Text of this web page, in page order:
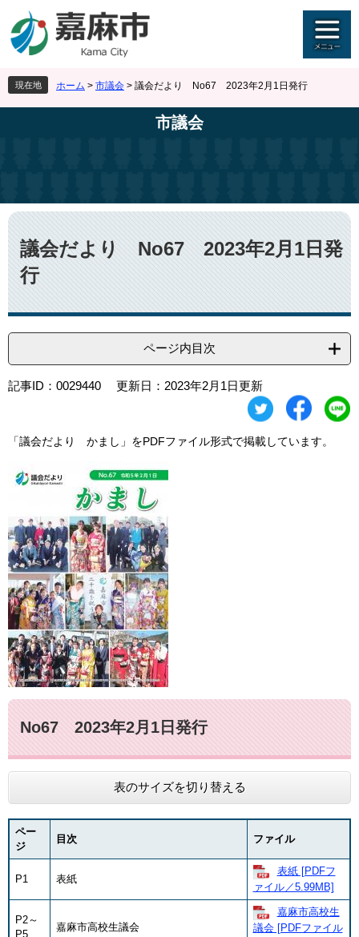
ジ
先
頭
で
ュ
を
飛
ば
現在地 ホーム > 市議会 > 議会だより No67 2023年2月1日発行
市議会
本
文
議会だより No67 2023年2月1日発
行
ページ内目次
記事ID：0029440 更新日：2023年2月1日更新
「議会だより かまし」をPDFファイル形式で掲載しています。
No67 2023年2月1日発行
表のサイズを切り替える
ペー
ジ
目次 ファイル
P1 表紙
表紙 [PDFフ
ァイル／5.99MB]
P2～
P5
嘉麻市高校生議会
嘉麻市高校生
議会 [PDFファイル